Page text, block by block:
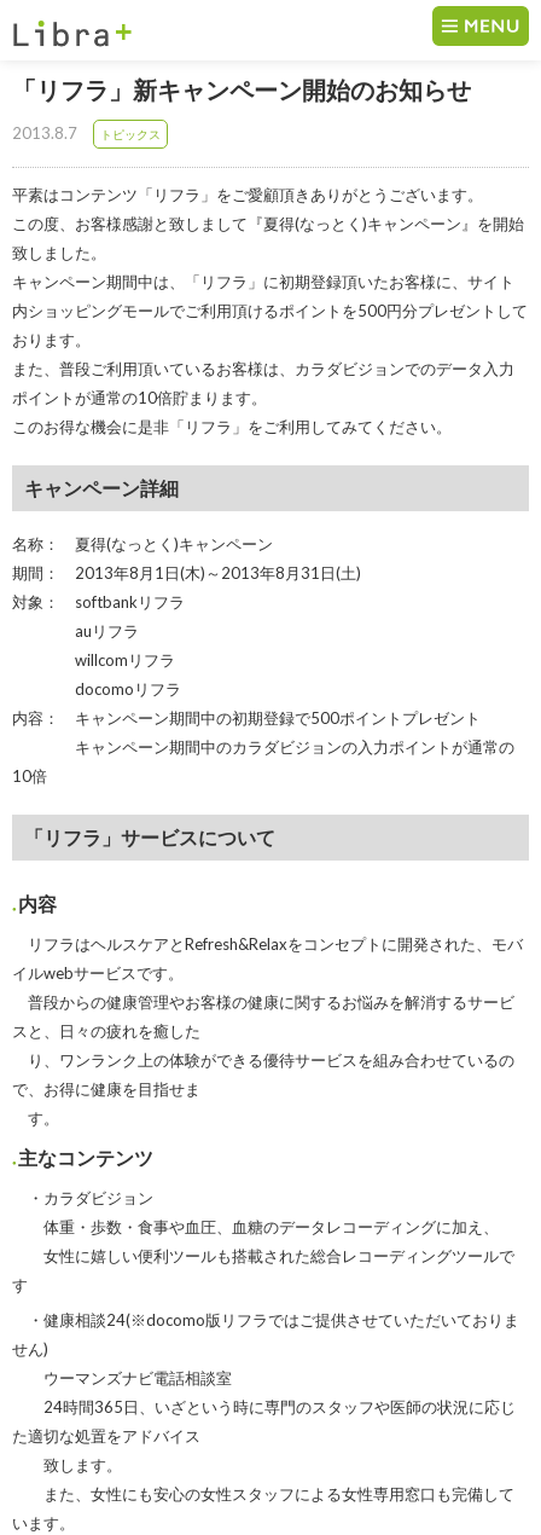
コンテンツへ移動
「リフラ」新キャンペーン開始のお知らせ
2013.8.7 トピックス
平素はコンテンツ「リフラ」をご愛顧頂きありがとうございます。
この度、お客様感謝と致しまして『夏得(なっとく)キャンペーン』を開始
致しました。
キャンペーン期間中は、「リフラ」に初期登録頂いたお客様に、サイト
内ショッピングモールでご利用頂けるポイントを500円分プレゼントして
おります。
また、普段ご利用頂いているお客様は、カラダビジョンでのデータ入力
ポイントが通常の10倍貯まります。
このお得な機会に是非「リフラ」をご利用してみてください。
キャンペーン詳細
名称： 夏得(なっとく)キャンペーン
期間： 2013年8月1日(木)～2013年8月31日(土)
対象： softbankリフラ
auリフラ
willcomリフラ
docomoリフラ
内容： キャンペーン期間中の初期登録で500ポイントプレゼント
キャンペーン期間中のカラダビジョンの入力ポイントが通常の
10倍
「リフラ」サービスについて
内容
リフラはヘルスケアとRefresh&Relaxをコンセプトに開発された、モバ
イルwebサービスです。
普段からの健康管理やお客様の健康に関するお悩みを解消するサービ
スと、日々の疲れを癒した
り、ワンランク上の体験ができる優待サービスを組み合わせているの
で、お得に健康を目指せま
す。
主なコンテンツ
・カラダビジョン
体重・歩数・食事や血圧、血糖のデータレコーディングに加え、
女性に嬉しい便利ツールも搭載された総合レコーディングツールで
す
・健康相談24(※docomo版リフラではご提供させていただいておりま
せん)
ウーマンズナビ電話相談室
24時間365日、いざという時に専門のスタッフや医師の状況に応じ
た適切な処置をアドバイス
致します。
また、女性にも安心の女性スタッフによる女性専用窓口も完備して
います。